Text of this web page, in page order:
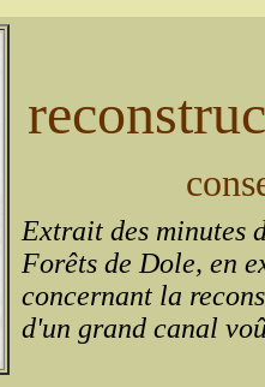
Extrait des minutes
Forêts de Dole, en
concernant la
d'un grand canal